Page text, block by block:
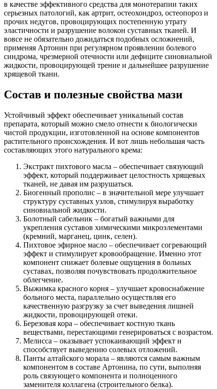
в качестве эффективного средства для монотерапии таких
серьезных патологий, как артрит, остеохондроз, остеопороз и
прочих недугов, провоцирующих постепенную утрату
эластичности и разрушение волокон суставных тканей. И
вовсе не обязательно дожидаться подобных осложнений,
применяя Артонин при регулярном проявлении болевого
синдрома, чрезмерной отечности или дефиците синовиальной
жидкости, провоцирующей трение и дальнейшее разрушение
хрящевой ткани.
Состав и полезные свойства мази
Устойчивый эффект обеспечивает уникальный состав
препарата, который можно смело отнести к биологически
чистой продукции, изготовленной на основе компонентов
растительного происхождения. И вот лишь небольшая часть
составляющих этого натурального крема:
Экстракт пихтового масла – обеспечивает связующий
эффект, который поддерживает целостность хрящевых
тканей, не давая им разрушаться.
Биогенный прополис – в значительной мере улучшает
структуру суставных узлов, стимулируя выработку
синовиальной жидкости.
Болотный сабельник – богатый важными для
укрепления суставов химическими микроэлементами
(кремний, марганец, цинк, селен).
Пихтовое эфирное масло – обеспечивает согревающий
эффект и стимулирует кровообращение. Именно этот
компонент снижает болевые ощущения в больных
суставах, позволяя почувствовать продолжительное
облегчение.
Выжимка красного корня – улучшает кровоснабжение
больного места, параллельно осуществляя его
качественную разгрузку за счет выведения лишней
жидкости, провоцирующей отеки.
Березовая кора – обеспечивает костную ткань
веществами, перестающими генерироваться с возрастом.
Мелисса – оказывает успокаивающий эффект и
способствует выведению солевых отложений.
Панты алтайского морала – являются самым важным
компонентом в составе Артонина, по сути, выполняя
роль связующего компонента и полноценного
заменителя коллагена (строительного белка).